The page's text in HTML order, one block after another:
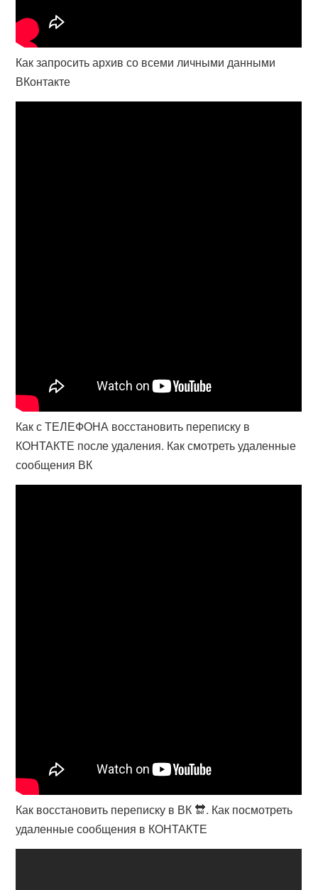
Как запросить архив со всеми личными данными
ВКонтакте
Как с ТЕЛЕФОНА восстановить переписку в
КОНТАКТЕ после удаления. Как смотреть удаленные
сообщения ВК
Как восстановить переписку в ВК 🔛. Как посмотреть
удаленные сообщения в КОНТАКТЕ